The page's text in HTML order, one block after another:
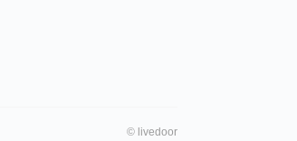
© livedoor